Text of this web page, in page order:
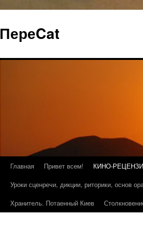
ПереCat
Главная Привет всем! КИНО-
Уроки сценречи, дикции, риторики, основ
Хранитель. Потаенный Киев